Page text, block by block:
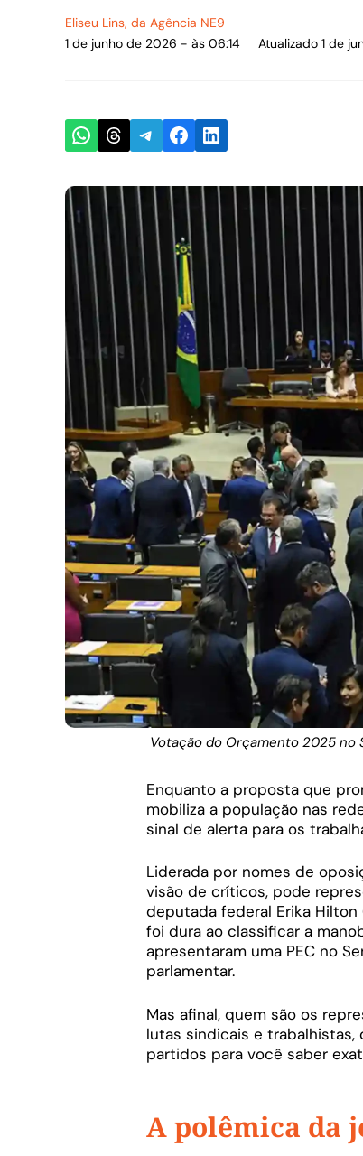
Eliseu Lins, da Agência NE9
1 de junho de 2026 - às 06:14
Atualizado 1 de
Share on WhatsApp
Share on Threads
Share on Telegram
Share on Facebook
Share on LinkedIn
Votação do Orçamento 2025 no
Enquanto a proposta que
mobiliza a população nas
sinal de alerta para os
Liderada por nomes de
visão de críticos, pode
deputada federal Erika Hilton
foi dura ao classificar a
apresentaram uma PEC no
parlamentar.
Mas afinal, quem são os
lutas sindicais e
partidos para você saber
A polêmica da